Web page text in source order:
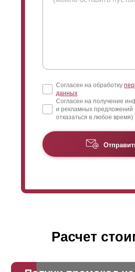
Согласен на обработку
данных
Согласен на получение
и рекламных предложений
отказаться в любое время)
Расчет